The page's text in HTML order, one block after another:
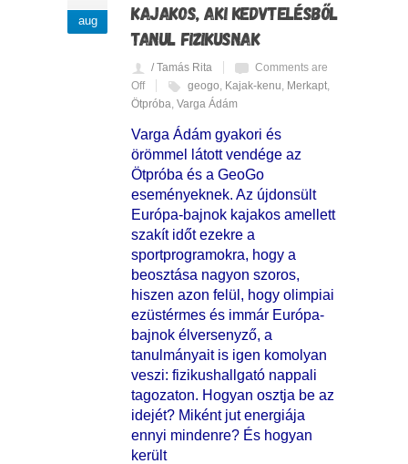
aug
KAJAKOS, AKI KEDVTELÉSBŐL
TANUL FIZIKUSNAK
/ Tamás Rita
Comments are
Off
geogo, Kajak-kenu, Merkapt,
Ötpróba, Varga Ádám
Varga Ádám gyakori és
örömmel látott vendége az
Ötpróba és a GeoGo
eseményeknek. Az újdonsült
Európa-bajnok kajakos amellett
szakít időt ezekre a
sportprogramokra, hogy a
beosztása nagyon szoros,
hiszen azon felül, hogy olimpiai
ezüstérmes és immár Európa-
bajnok élversenyző, a
tanulmányait is igen komolyan
veszi: fizikushallgató nappali
tagozaton. Hogyan osztja be az
idejét? Miként jut energiája
ennyi mindenre? És hogyan
került